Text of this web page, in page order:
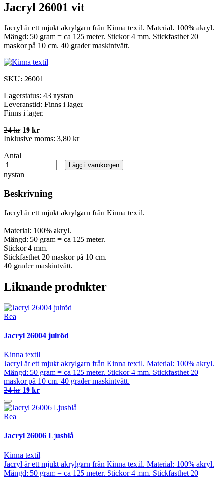
Jacryl 26001 vit
Jacryl är ett mjukt akrylgarn från Kinna textil. Material: 100% akryl.
Mängd: 50 gram = ca 125 meter. Stickor 4 mm. Stickfasthet 20
maskor på 10 cm. 40 grader maskintvätt.
SKU: 26001
Lagerstatus: 43 nystan
Leveranstid: Finns i lager.
Finns i lager.
24 kr 19 kr
Inklusive moms: 3,80 kr
Antal
nystan
Lägg i varukorgen
Beskrivning
Jacryl är ett mjukt akrylgarn från Kinna textil.
Material: 100% akryl.
Mängd: 50 gram = ca 125 meter.
Stickor 4 mm.
Stickfasthet 20 maskor på 10 cm.
40 grader maskintvätt.
Liknande produkter
Rea
Jacryl 26004 julröd
Kinna textil
Jacryl är ett mjukt akrylgarn från Kinna textil. Material: 100% akryl.
Mängd: 50 gram = ca 125 meter. Stickor 4 mm. Stickfasthet 20
maskor på 10 cm. 40 grader maskintvätt.
24 kr 19 kr
Rea
Jacryl 26006 Ljusblå
Kinna textil
Jacryl är ett mjukt akrylgarn från Kinna textil. Material: 100% akryl.
Mängd: 50 gram = ca 125 meter. Stickor 4 mm. Stickfasthet 20